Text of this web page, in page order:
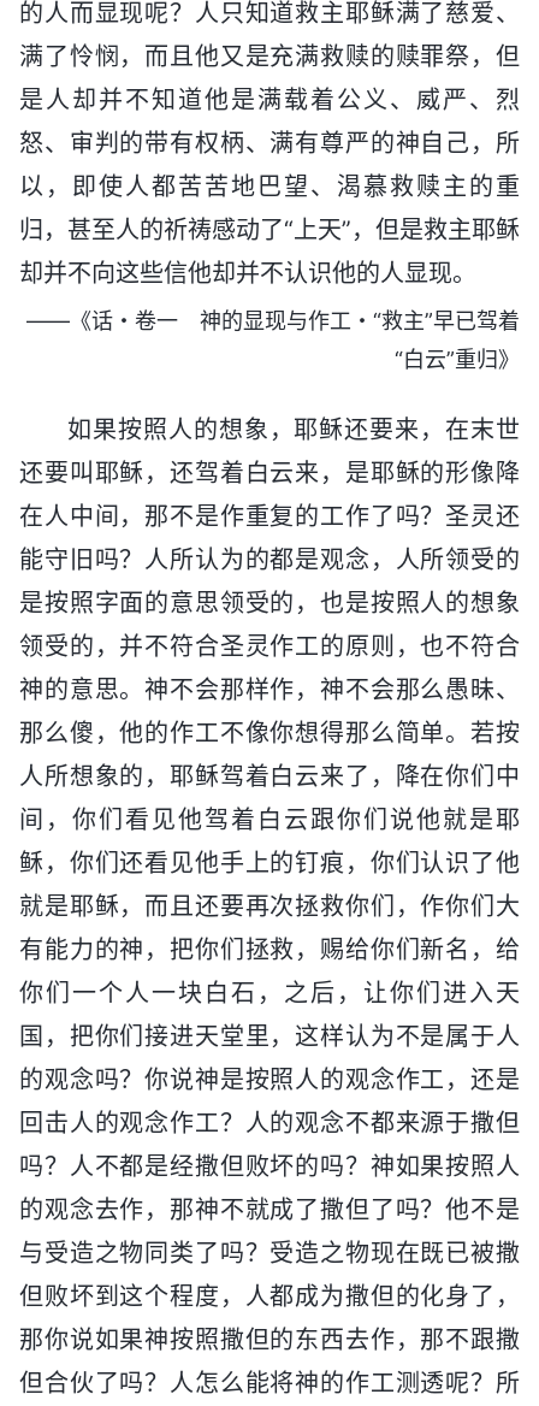
的人而显现呢？人只知道救主耶稣满了慈爱、
满了怜悯，而且他又是充满救赎的赎罪祭，但
是人却并不知道他是满载着公义、威严、烈
怒、审判的带有权柄、满有尊严的神自己，所
以，即使人都苦苦地巴望、渴慕救赎主的重
归，甚至人的祈祷感动了“上天”，但是救主耶稣
却并不向这些信他却并不认识他的人显现。
——《话・卷一 神的显现与作工・“救主”早已驾着
“白云”重归》
如果按照人的想象，耶稣还要来，在末世
还要叫耶稣，还驾着白云来，是耶稣的形像降
在人中间，那不是作重复的工作了吗？圣灵还
能守旧吗？人所认为的都是观念，人所领受的
是按照字面的意思领受的，也是按照人的想象
领受的，并不符合圣灵作工的原则，也不符合
神的意思。神不会那样作，神不会那么愚昧、
那么傻，他的作工不像你想得那么简单。若按
人所想象的，耶稣驾着白云来了，降在你们中
间，你们看见他驾着白云跟你们说他就是耶
稣，你们还看见他手上的钉痕，你们认识了他
就是耶稣，而且还要再次拯救你们，作你们大
有能力的神，把你们拯救，赐给你们新名，给
你们一个人一块白石，之后，让你们进入天
国，把你们接进天堂里，这样认为不是属于人
的观念吗？你说神是按照人的观念作工，还是
回击人的观念作工？人的观念不都来源于撒但
吗？人不都是经撒但败坏的吗？神如果按照人
的观念去作，那神不就成了撒但了吗？他不是
与受造之物同类了吗？受造之物现在既已被撒
但败坏到这个程度，人都成为撒但的化身了，
那你说如果神按照撒但的东西去作，那不跟撒
但合伙了吗？人怎么能将神的作工测透呢？所